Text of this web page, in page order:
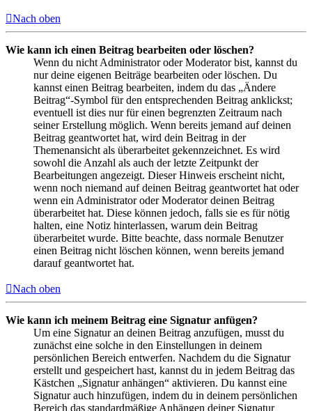
Nach oben
Wie kann ich einen Beitrag bearbeiten oder löschen?
Wenn du nicht Administrator oder Moderator bist, kannst du
nur deine eigenen Beiträge bearbeiten oder löschen. Du
kannst einen Beitrag bearbeiten, indem du das „Ändere
Beitrag“-Symbol für den entsprechenden Beitrag anklickst;
eventuell ist dies nur für einen begrenzten Zeitraum nach
seiner Erstellung möglich. Wenn bereits jemand auf deinen
Beitrag geantwortet hat, wird dein Beitrag in der
Themenansicht als überarbeitet gekennzeichnet. Es wird
sowohl die Anzahl als auch der letzte Zeitpunkt der
Bearbeitungen angezeigt. Dieser Hinweis erscheint nicht,
wenn noch niemand auf deinen Beitrag geantwortet hat oder
wenn ein Administrator oder Moderator deinen Beitrag
überarbeitet hat. Diese können jedoch, falls sie es für nötig
halten, eine Notiz hinterlassen, warum dein Beitrag
überarbeitet wurde. Bitte beachte, dass normale Benutzer
einen Beitrag nicht löschen können, wenn bereits jemand
darauf geantwortet hat.
Nach oben
Wie kann ich meinem Beitrag eine Signatur anfügen?
Um eine Signatur an deinen Beitrag anzufügen, musst du
zunächst eine solche in den Einstellungen in deinem
persönlichen Bereich entwerfen. Nachdem du die Signatur
erstellt und gespeichert hast, kannst du in jedem Beitrag das
Kästchen „Signatur anhängen“ aktivieren. Du kannst eine
Signatur auch hinzufügen, indem du in deinem persönlichen
Bereich das standardmäßige Anhängen deiner Signatur